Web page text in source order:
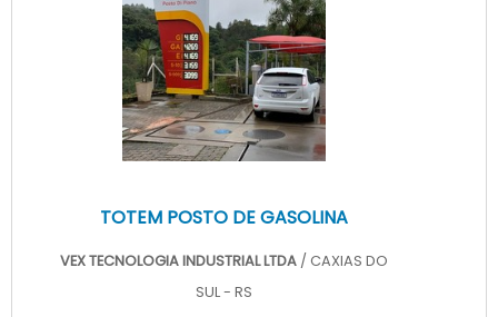
empresa transparente, vai até o site da
VEX Tecnologia. A empresa trabalha com
painel de LED para posto de combustível e
TOTEM POSTO DE GASOLINA
VEX TECNOLOGIA INDUSTRIAL LTDA / CAXIAS DO
SUL - RS